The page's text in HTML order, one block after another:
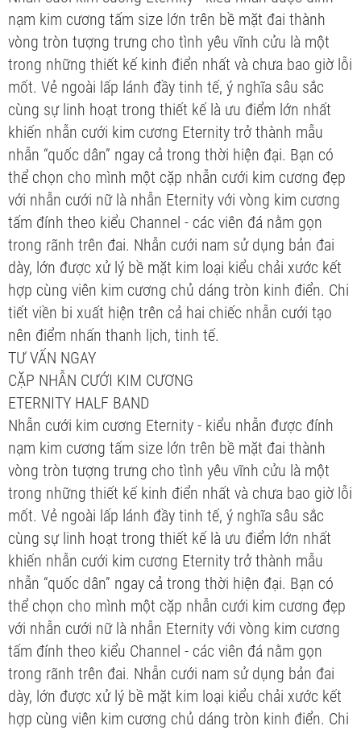
nạm kim cương tấm size lớn trên bề mặt đai thành
vòng tròn tượng trưng cho tình yêu vĩnh cửu là một
trong những thiết kế kinh điển nhất và chưa bao giờ lỗi
mốt. Vẻ ngoài lấp lánh đầy tinh tế, ý nghĩa sâu sắc
cùng sự linh hoạt trong thiết kế là ưu điểm lớn nhất
khiến nhẫn cưới kim cương Eternity trở thành mẫu
nhẫn “quốc dân” ngay cả trong thời hiện đại. Bạn có
thể chọn cho mình một cặp nhẫn cưới kim cương đẹp
với nhẫn cưới nữ là nhẫn Eternity với vòng kim cương
tấm đính theo kiểu Channel - các viên đá nằm gọn
trong rãnh trên đai. Nhẫn cưới nam sử dụng bản đai
dày, lớn được xử lý bề mặt kim loại kiểu chải xước kết
hợp cùng viên kim cương chủ dáng tròn kinh điển. Chi
tiết viền bi xuất hiện trên cả hai chiếc nhẫn cưới tạo
nên điểm nhấn thanh lịch, tinh tế.
TƯ VẤN NGAY
CẶP NHẪN CƯỚI KIM CƯƠNG
ETERNITY HALF BAND
Nhẫn cưới kim cương Eternity - kiểu nhẫn được đính
nạm kim cương tấm size lớn trên bề mặt đai thành
vòng tròn tượng trưng cho tình yêu vĩnh cửu là một
trong những thiết kế kinh điển nhất và chưa bao giờ lỗi
mốt. Vẻ ngoài lấp lánh đầy tinh tế, ý nghĩa sâu sắc
cùng sự linh hoạt trong thiết kế là ưu điểm lớn nhất
khiến nhẫn cưới kim cương Eternity trở thành mẫu
nhẫn “quốc dân” ngay cả trong thời hiện đại. Bạn có
thể chọn cho mình một cặp nhẫn cưới kim cương đẹp
với nhẫn cưới nữ là nhẫn Eternity với vòng kim cương
tấm đính theo kiểu Channel - các viên đá nằm gọn
trong rãnh trên đai. Nhẫn cưới nam sử dụng bản đai
dày, lớn được xử lý bề mặt kim loại kiểu chải xước kết
hợp cùng viên kim cương chủ dáng tròn kinh điển. Chi